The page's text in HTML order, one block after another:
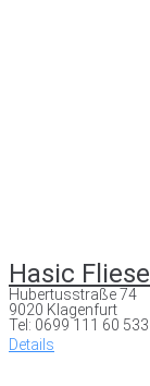
Hasic
Hubertusstraße 74
9020 Klagenfurt
Tel: 0699 111 60 533
Details